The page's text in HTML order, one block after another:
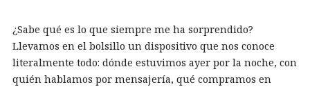
¿Sabe qué es lo que siempre me ha sorprendido?
Llevamos en el bolsillo un dispositivo que nos conoce
literalmente todo: dónde estuvimos ayer por la noche, con
quién hablamos por mensajería, qué compramos en